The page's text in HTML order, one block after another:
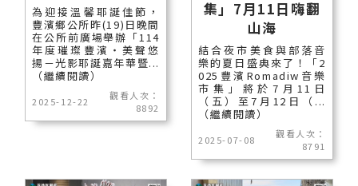
為迎接溫馨耶誕佳節，
豐濱鄉公所昨(19)日晚間
在公所前廣場舉辦「114
年度璀璨豐濱‧美聲悠
揚－光影耶誕嘉年華暨...
（繼續閱讀）
2025-12-22
觀看人次：
8892
集」7月11日嗨翻
山海
結合夜市美食與部落音
樂的夏日盛典來了！「2
025豐濱Romadiw音樂
市集」將於7月11日
（五）至7月12日（...
（繼續閱讀）
2025-07-08
觀看人次：
8791